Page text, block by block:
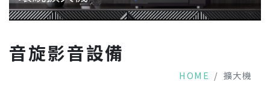
音旋影音設備
HOME 擴大機